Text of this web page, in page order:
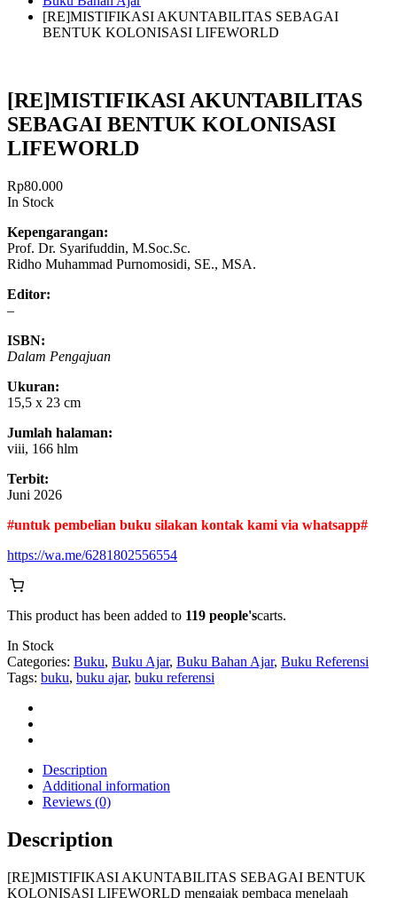
[RE]MISTIFIKASI AKUNTABILITAS SEBAGAI
BENTUK KOLONISASI LIFEWORLD
[RE]MISTIFIKASI AKUNTABILITAS
SEBAGAI BENTUK KOLONISASI
LIFEWORLD
Rp80.000
In Stock
Kepengarangan:
Prof. Dr. Syarifuddin, M.Soc.Sc.
Ridho Muhammad Purnomosidi, SE., MSA.
Editor:
–
ISBN:
Dalam Pengajuan
Ukuran:
15,5 x 23 cm
Jumlah halaman:
viii, 166 hlm
Terbit:
Juni 2026
#untuk pembelian buku silakan kontak kami via whatsapp#
https://wa.me/6281802556554
This product has been added to 119 people'scarts.
In Stock
Categories: Buku, Buku Ajar, Buku Bahan Ajar, Buku Referensi
Tags: buku, buku ajar, buku referensi
Description
Additional information
Reviews (0)
Description
[RE]MISTIFIKASI AKUNTABILITAS SEBAGAI BENTUK
KOLONISASI LIFEWORLD mengajak pembaca menelaah